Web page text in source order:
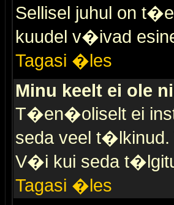
Sellisel juhul on
kuudel v�ivad
Tagasi �les
Minu keelt ei ole
T�en�oliselt ei
seda veel
V�i kui seda
Tagasi �les